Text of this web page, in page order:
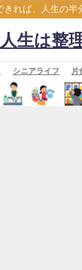
きれば、人生の半
人生は整
シニアライフ 片